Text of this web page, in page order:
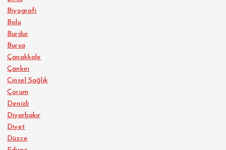
Biyografi
Bolu
Burdur
Bursa
Çanakkale
Çankırı
Cinsel Sağlık
Çorum
Denizli
Diyarbakır
Diyet
Düzce